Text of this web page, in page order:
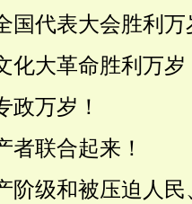
国代表大会胜利万
大革命胜利万岁
万岁！
联合起来！
级和被压迫人民